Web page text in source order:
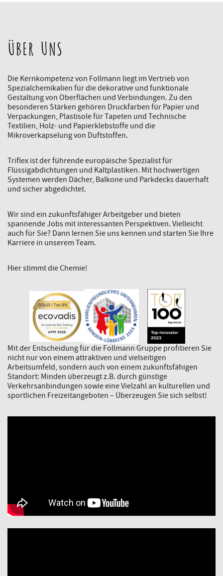
ÜBER UNS
Die Kernkompetenz von Follmann liegt im Vertrieb von
Spezialchemikalien für die dekorative und funktionale
Gestaltung von Oberflächen und Verbindungen. Zu den
besonderen Stärken gehören Druckfarben für Papier und
Verpackungen, Plastisole für Tapeten und Technische
Textilien, Holz- und Papierklebstoffe und die
Mikroverkapselung von Duftstoffen.
Triflex ist der führende europäische Spezialist für
Flüssigabdichtungen und Kaltplastiken. Mit hochwertigen
Systemen werden Dächer, Balkone und Parkdecks dauerhaft
und sicher abgedichtet.
Wir sind ein zukunftsfähiger Arbeitgeber und bieten
spannende Jobs mit interessanten Perspektiven. Vielleicht
auch für Sie? Dann lernen Sie uns kennen und starten Sie Ihre
Karriere in unserem Team.
Hier stimmt die Chemie!
Mit der Entscheidung für die Follmann Gruppe profitieren Sie
nicht nur von einem attraktiven und vielseitigen
Arbeitsumfeld, sondern auch von einem zukunftsfähigen
Standort: Minden überzeugt z.B. durch günstige
Verkehrsanbindungen sowie eine Vielzahl an kulturellen und
sportlichen Freizeitangeboten – Überzeugen Sie sich selbst!